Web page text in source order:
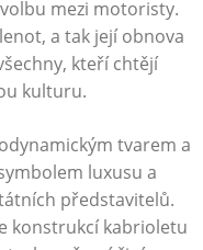
mezi motoristy.
a tak její obnova
kteří chtějí
kulturu.
tvarem a
luxusu a
představitelů.
konstrukcí kabrioletu